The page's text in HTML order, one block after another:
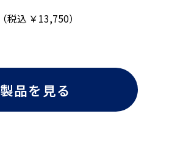
（税込 ￥13,750）
製品を見る